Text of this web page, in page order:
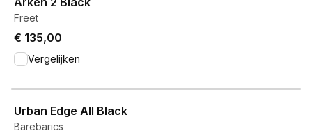
Freet
€ 135,00
Vergelijken
Urban Edge All Black
Barebarics